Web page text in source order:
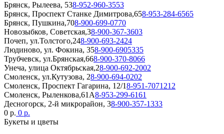
Брянск, Рылеева, 538-952-960-3553
Брянск, Проспект Станке Димитрова,658-953-284-6565
Брянск, Пушкина,708-900-699-0770
Новозыбков, Советская,38-900-367-3603
Почеп, ул.Толстого,248-900-693-2424
Людиново, ул. Фокина, 358-900-6905335
Трубчевск, ул.Брянская,668-900-370-8066
Унеча, улица Октябрьская,28-900-692-2002
Смоленск, ул.Кутузова, 28-900-694-0202
Смоленск, Проспект Гагарина, 12/18-951-7071212
Смоленск, Рыленкова,61А8-953-299-6161
Десногорск, 2-й микрорайон, 38-900-357-1333
0 р. 0 р.
Букеты и цветы